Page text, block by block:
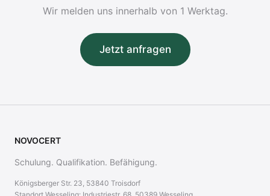
Wir melden uns innerhalb von 1 Werktag.
Jetzt anfragen
NOVOCERT
Schulung. Qualifikation. Befähigung.
Königsberger Str. 23, 53840 Troisdorf